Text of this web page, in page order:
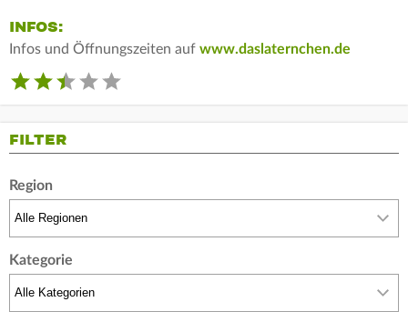
INFOS:
Infos und Öffnungszeiten auf www.daslaternchen.de
FILTER
Region
Kategorie